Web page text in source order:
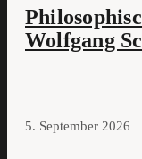
Wolfgang
5. September 2026